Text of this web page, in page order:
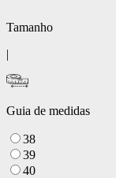
Tamanho
|
Guia de medidas
38
39
40